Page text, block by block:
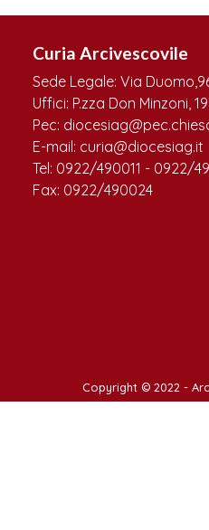
Curia Arcivescovile
Sede Legale: Via
Uffici: P.zza Don Minzoni,
Pec:
E-mail: curia@diocesiag.it
Tel: 0922/490011 - 0922/
Fax: 0922/490024
Copyright © 2022 -